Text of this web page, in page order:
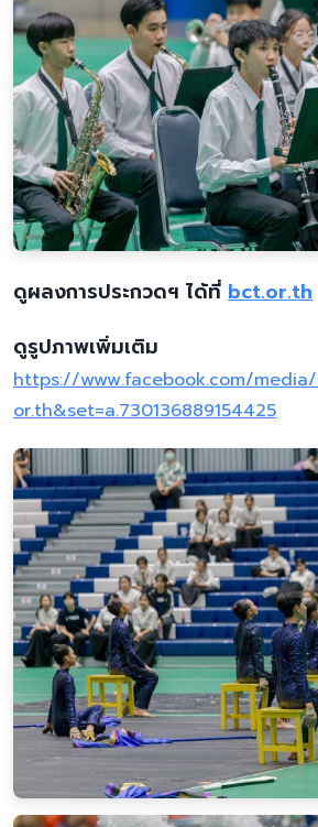
ดูผลงการประกวดฯ ได้ที่ bct.or.th
ดูรูปภาพเพิ่มเติม
https://www.facebook.com/
or.th&set=a.730136889154425